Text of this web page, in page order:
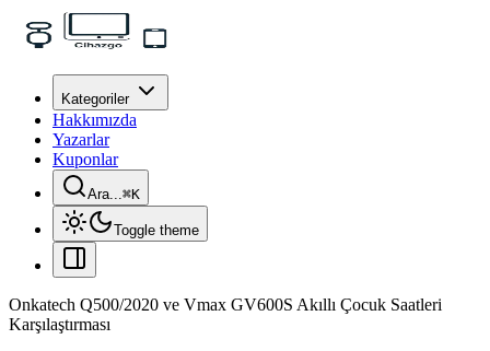
Kategoriler
Hakkımızda
Yazarlar
Kuponlar
Ara...⌘K
Toggle theme
Onkatech Q500/2020 ve Vmax GV600S Akıllı Çocuk Saatleri
Karşılaştırması